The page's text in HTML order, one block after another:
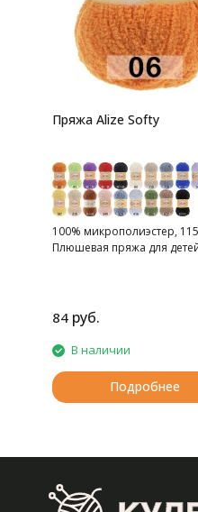
Пряжа Alize Softy
100% микрополиэстер,
Плюшевая пряжа для
84 руб.
В наличии
Подробнее